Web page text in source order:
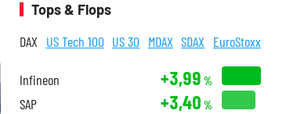
Tops & Flops
DAX US Tech 100 US 30 MDAX SDAX EuroStoxx
Infineon +3,99 %
SAP +3,40 %